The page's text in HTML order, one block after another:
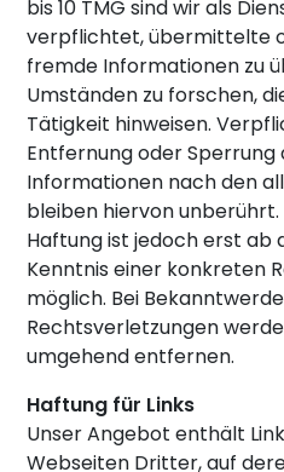
bis 10 TMG sind wir als
verpflichtet, übermittelte
fremde Informationen zu
Umständen zu forschen,
Tätigkeit hinweisen.
Entfernung oder Sperrung
Informationen nach den
bleiben hiervon unberührt.
Haftung ist jedoch erst ab
Kenntnis einer konkreten
möglich. Bei
Rechtsverletzungen
umgehend entfernen.
Haftung für Links
Unser Angebot enthält
Webseiten Dritter, auf